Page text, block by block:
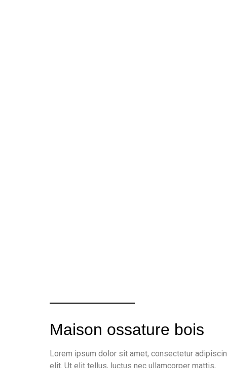
Maison ossature bois
Lorem ipsum dolor sit amet, consectetur
elit. Ut elit tellus, luctus nec ullamcorper mattis,